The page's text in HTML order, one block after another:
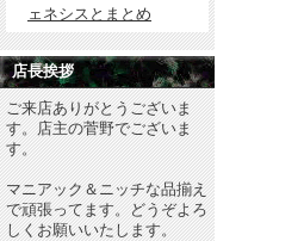
ェネシスとまとめ
店長挨拶
ご来店ありがとうございま
す。店主の菅野でございま
す。
マニアック＆ニッチな品揃え
で頑張ってます。どうぞよろ
しくお願いいたします。